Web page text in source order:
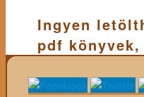
Ingyen
pdf